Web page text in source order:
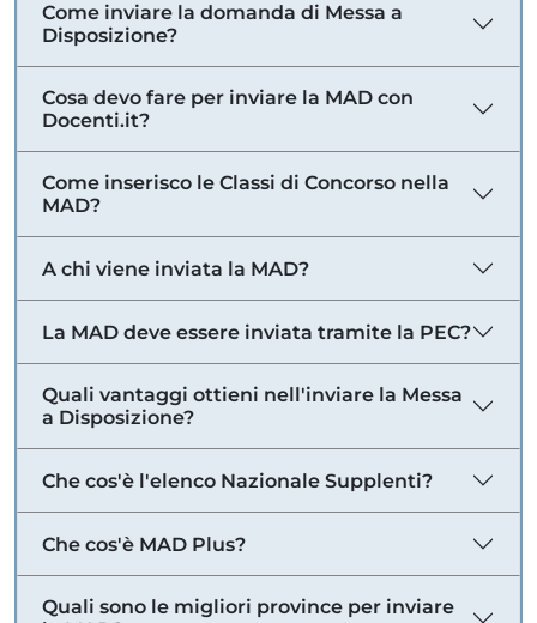
Come inviare la domanda di Messa a
Disposizione?
Cosa devo fare per inviare la MAD con
Docenti.it?
Come inserisco le Classi di Concorso nella
MAD?
A chi viene inviata la MAD?
La MAD deve essere inviata tramite la PEC?
Quali vantaggi ottieni nell'inviare la Messa
a Disposizione?
Che cos'è l'elenco Nazionale Supplenti?
Che cos'è MAD Plus?
Quali sono le migliori province per inviare